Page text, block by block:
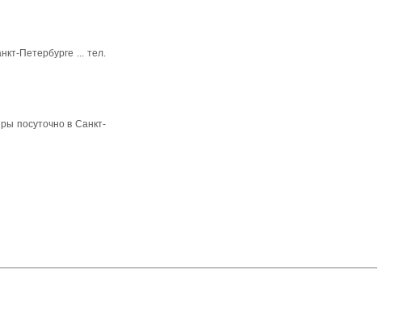
Петербурге ... тел.
посуточно в Санкт-